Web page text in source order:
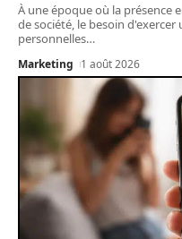
À une époque où la présence
de société, le besoin
personnelles…
Marketing 1 août 2026